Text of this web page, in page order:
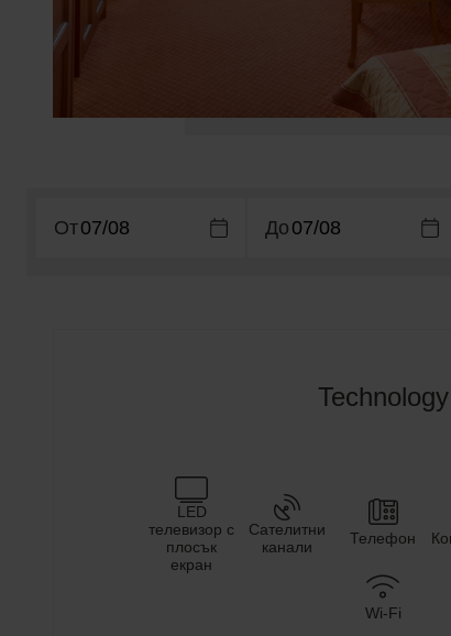
От До
Technology
LED
телевизор с
плосък
екран
Сателитни
канали
Телефон
Wi-Fi